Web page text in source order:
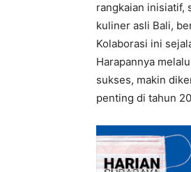
rangkaian inisiatif,
kuliner asli Bali,
Kolaborasi ini
Harapannya
sukses, makin
penting di tahun